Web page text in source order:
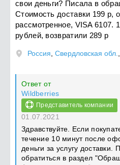
свои деньги? Писала в
Стоимость доставки 199 р,
рассмотренное, VISA 6107.
рублей, возвратили 289 р
Россия Свердловская обл.
Ответ от
Wildberries
Представитель компании
01.07.2021
Здравствуйте. Если
течение 10 минут после
деньги за услугу доставки.
обратиться в раздел